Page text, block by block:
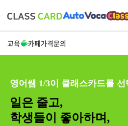
교육 카페가격문의
영어쌤 1/3이 클래스카드를
일은 줄고,
학생들이 좋아하며,